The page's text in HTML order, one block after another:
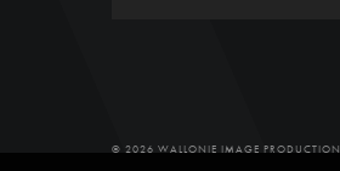
© 2026 WALLONIE IMAGE PRODUCTION